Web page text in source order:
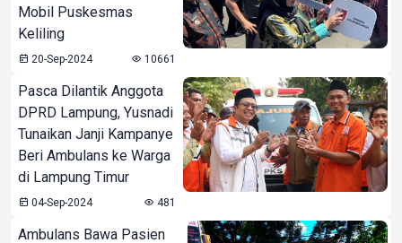
Mobil Puskesmas
Keliling
20-Sep-2024 10661
Pasca Dilantik Anggota
DPRD Lampung, Yusnadi
Tunaikan Janji Kampanye
Beri Ambulans ke Warga
di Lampung Timur
04-Sep-2024 481
Ambulans Bawa Pasien